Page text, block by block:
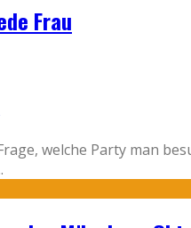
Frau
welche Party man